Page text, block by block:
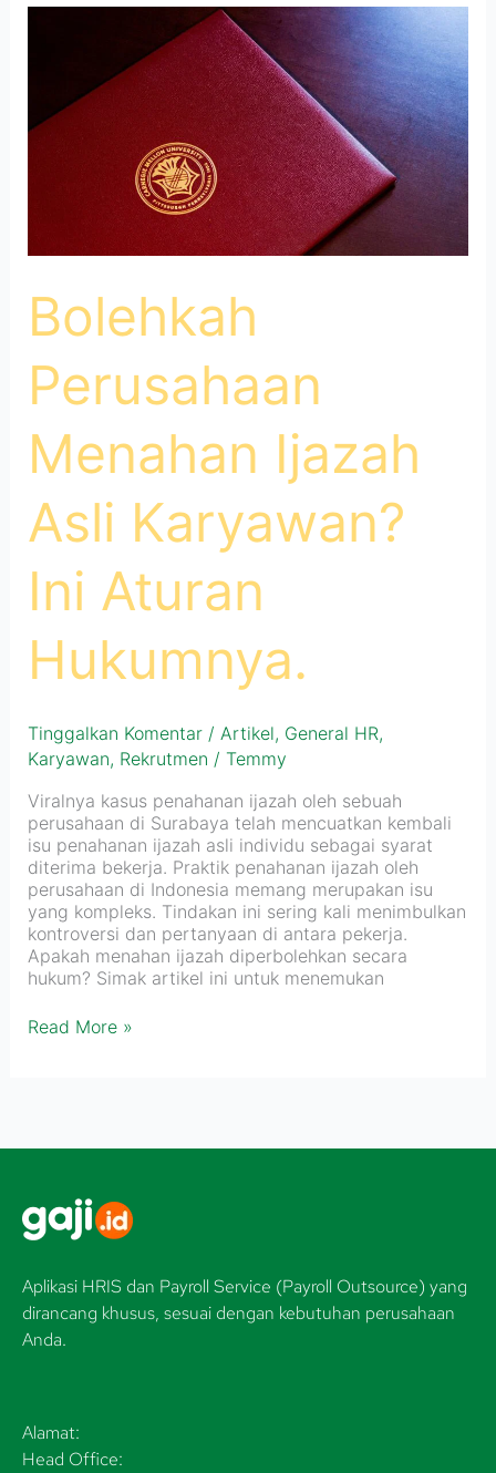
Bolehkah
Perusahaan
Menahan Ijazah
Asli Karyawan?
Ini Aturan
Hukumnya.
Tinggalkan Komentar / Artikel, General HR,
Karyawan, Rekrutmen / Temmy
Viralnya kasus penahanan ijazah oleh sebuah
perusahaan di Surabaya telah mencuatkan kembali
isu penahanan ijazah asli individu sebagai syarat
diterima bekerja. Praktik penahanan ijazah oleh
perusahaan di Indonesia memang merupakan isu
yang kompleks. Tindakan ini sering kali menimbulkan
kontroversi dan pertanyaan di antara pekerja.
Apakah menahan ijazah diperbolehkan secara
hukum? Simak artikel ini untuk menemukan
Karyawan?
Read More »
Aplikasi HRIS dan Payroll Service (Payroll Outsource) yang
dirancang khusus, sesuai dengan kebutuhan perusahaan
Anda.
Alamat:
Head Office: